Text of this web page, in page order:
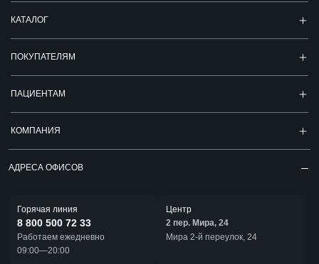
КАТАЛОГ
ПОКУПАТЕЛЯМ
ПАЦИЕНТАМ
КОМПАНИЯ
АДРЕСА ОФИСОВ
Горячая линия
8 800 500 72 33
Работаем ежедневно
09:00—20:00
Центр
2 пер. Мира, 24
Мира 2-й переулок, 24